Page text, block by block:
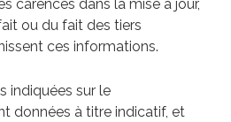
carences dans la mise à jour,
ou du fait des tiers
ces informations.
indiquées sur le
données à titre indicatif, et